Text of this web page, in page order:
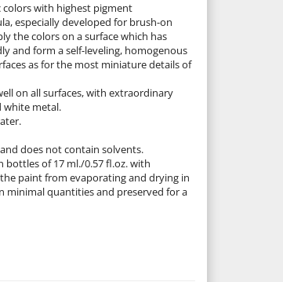
with highest pigment
especially developed for brush-on
the colors on a surface which has
and form a self-leveling, homogenous
as for the most miniature details of
on all surfaces, with extraordinary
white metal.
does not contain solvents.
bottles of 17 ml./0.57 fl.oz. with
paint from evaporating and drying in
minimal quantities and preserved for a